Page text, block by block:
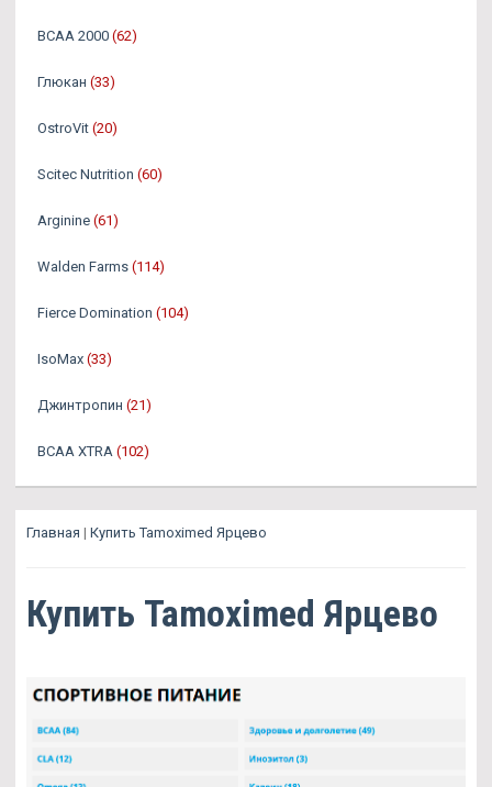
BCAA 2000 (62)
Глюкан (33)
OstroVit (20)
Scitec Nutrition (60)
Arginine (61)
Walden Farms (114)
Fierce Domination (104)
IsoMax (33)
Джинтропин (21)
BCAA XTRA (102)
Главная | Купить Tamoximed Ярцево
Купить Tamoximed Ярцево